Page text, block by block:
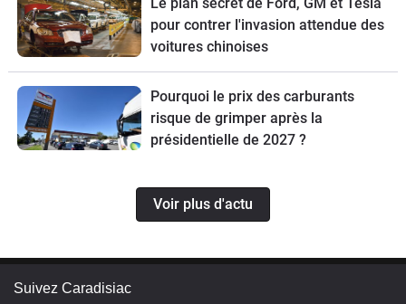
pour contrer l'invasion attendue des
voitures chinoises
Pourquoi le prix des carburants
risque de grimper après la
présidentielle de 2027 ?
Voir plus d'actu
Suivez Caradisiac